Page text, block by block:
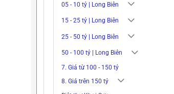
05 - 10 tỷ | Long Biên
15 - 25 tỷ | Long Biên
25 - 50 tỷ | Long Biên
50 - 100 tỷ | Long Biên
7. Giá từ 100 - 150 tỷ
8. Giá trên 150 tỷ